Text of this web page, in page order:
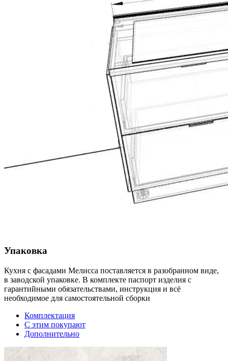
Упаковка
Кухня с фасадами Мелисса поставляется в разобранном виде,
в заводской упаковке. В комплекте паспорт изделия с
гарантийными обязательствами, инструкция и всё
необходимое для самостоятельной сборки
Комплектация
С этим покупают
Дополнительно